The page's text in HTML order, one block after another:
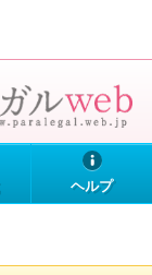
ヘルプ